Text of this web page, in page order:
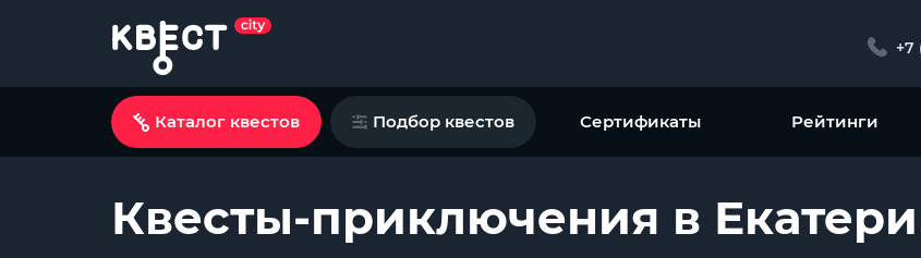
+7
Каталог квестов Подбор квестов Сертификаты Рейтинги
Квесты-приключения в